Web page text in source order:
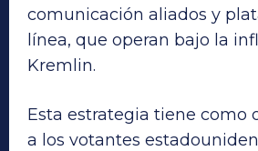
comunicación aliados y
línea, que operan bajo la
Kremlin.
Esta estrategia tiene como
a los votantes